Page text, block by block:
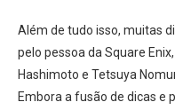
Além de tudo isso, muitas
pelo pessoa da Square
Hashimoto e Tetsuya
Embora a fusão de dicas e